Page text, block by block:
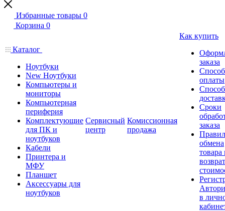
Избранные товары 0
Корзина 0
Каталог
Ноутбуки
New Ноутбуки
Компьютеры и
мониторы
Компьютерная
периферия
Комплектующие
для ПК и
ноутбуков
Кабели
Принтера и
МФУ
Планшет
Аксессуары для
ноутбуков
Сервисный
центр
Комиссионная
продажа
Как купить
заказа
оплаты
Сроки
заказа
обмена
товара
в